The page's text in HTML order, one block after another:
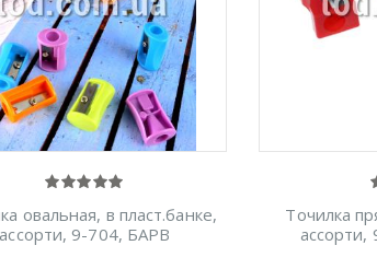
овальная, в пласт.банке,
ассорти, 9-704, БАРВ
Точилка